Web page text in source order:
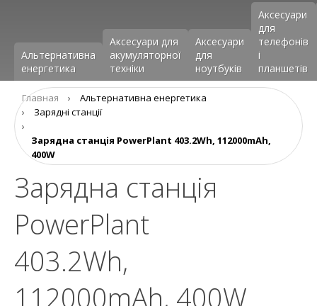
Альтернативна
енергетика
Аксесуари для
акумуляторної
техніки
Аксесуари
для
ноутбуків
Аксеcуари
для
телефонів
і
планшетів
Главная ›
Альтернативна енергетика
›
Зарядні станції
›
Зарядна станція PowerPlant 403.2Wh, 112000mAh,
400W
Зарядна станція
PowerPlant
403.2Wh,
112000mAh, 400W